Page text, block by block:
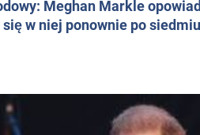
Meghan Markle
w niej ponownie po